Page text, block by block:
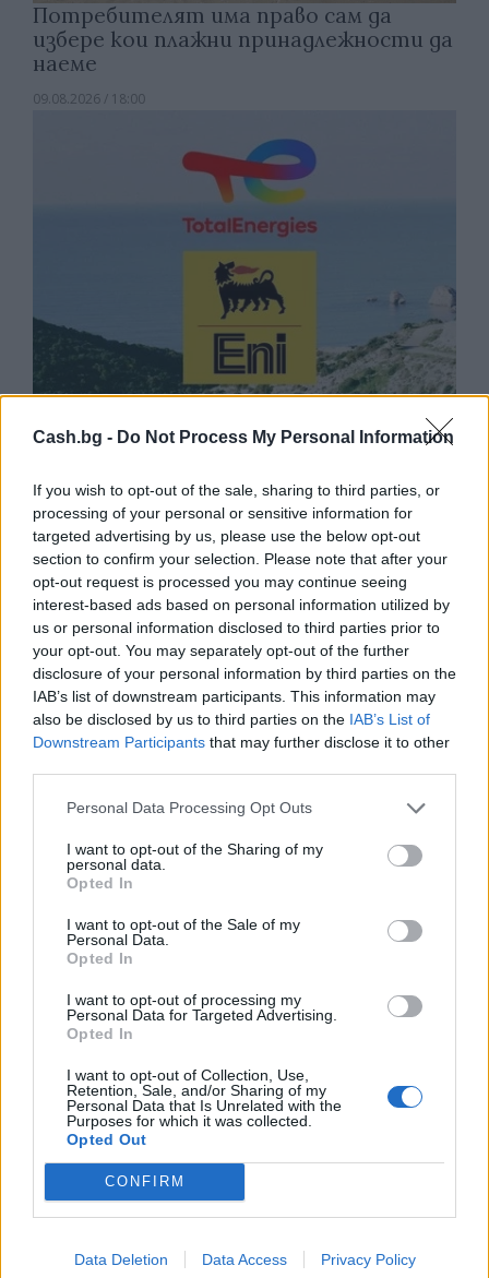
Cash.bg - Do Not Process My Personal Information
If you wish to opt-out of the sale, sharing to third parties, or
processing of your personal or sensitive information for
targeted advertising by us, please use the below opt-out
section to confirm your selection. Please note that after your
opt-out request is processed you may continue seeing
interest-based ads based on personal information utilized by
us or personal information disclosed to third parties prior to
your opt-out. You may separately opt-out of the further
disclosure of your personal information by third parties on the
IAB’s list of downstream participants. This information may
also be disclosed by us to third parties on the IAB’s List of
Downstream Participants that may further disclose it to other
Personal Data Processing Opt Outs
I want to opt-out of the Sharing of my
personal data.
Opted In
I want to opt-out of the Sale of my
Personal Data.
Opted In
I want to opt-out of processing my
Personal Data for Targeted Advertising.
Opted In
I want to opt-out of Collection, Use,
Retention, Sale, and/or Sharing of my
Personal Data that Is Unrelated with the
Purposes for which it was collected.
Opted Out
CONFIRM
Data Deletion Data Access Privacy Policy
Потребителят има право сам да
избере кои плажни принадлежности да
наеме
09.08.2026 / 18:00
Природен газ от Кипър ще потече към
09.08.2026 / 17:30
Белият дом спира проекти за
възобновяема енергия в САЩ
продукти от Южна Корея.